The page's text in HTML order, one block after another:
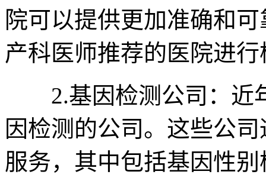
院可以提供更加准确和
产科医师推荐的医院进
2.基因检测公司：近
因检测的公司。这些公
服务，其中包括基因性